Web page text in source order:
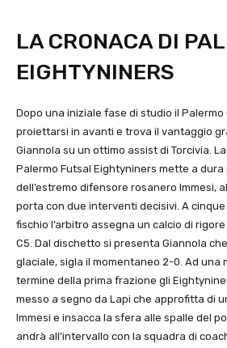
LA CRONACA DI
EIGHTYNINERS
Dopo una iniziale fase di studio il Palermo
proiettarsi in avanti e trova il vantaggio
Giannola su un ottimo assist di Torcivia.
Palermo Futsal Eightyniners mette a dura
dell’estremo difensore rosanero Immesi,
porta con due interventi decisivi. A
fischio l’arbitro assegna un calcio di
C5. Dal dischetto si presenta Giannola
glaciale, sigla il momentaneo 2-0. Ad una
termine della prima frazione gli
messo a segno da Lapi che approfitta di
Immesi e insacca la sfera alle spalle del
andrà all’intervallo con la squadra di